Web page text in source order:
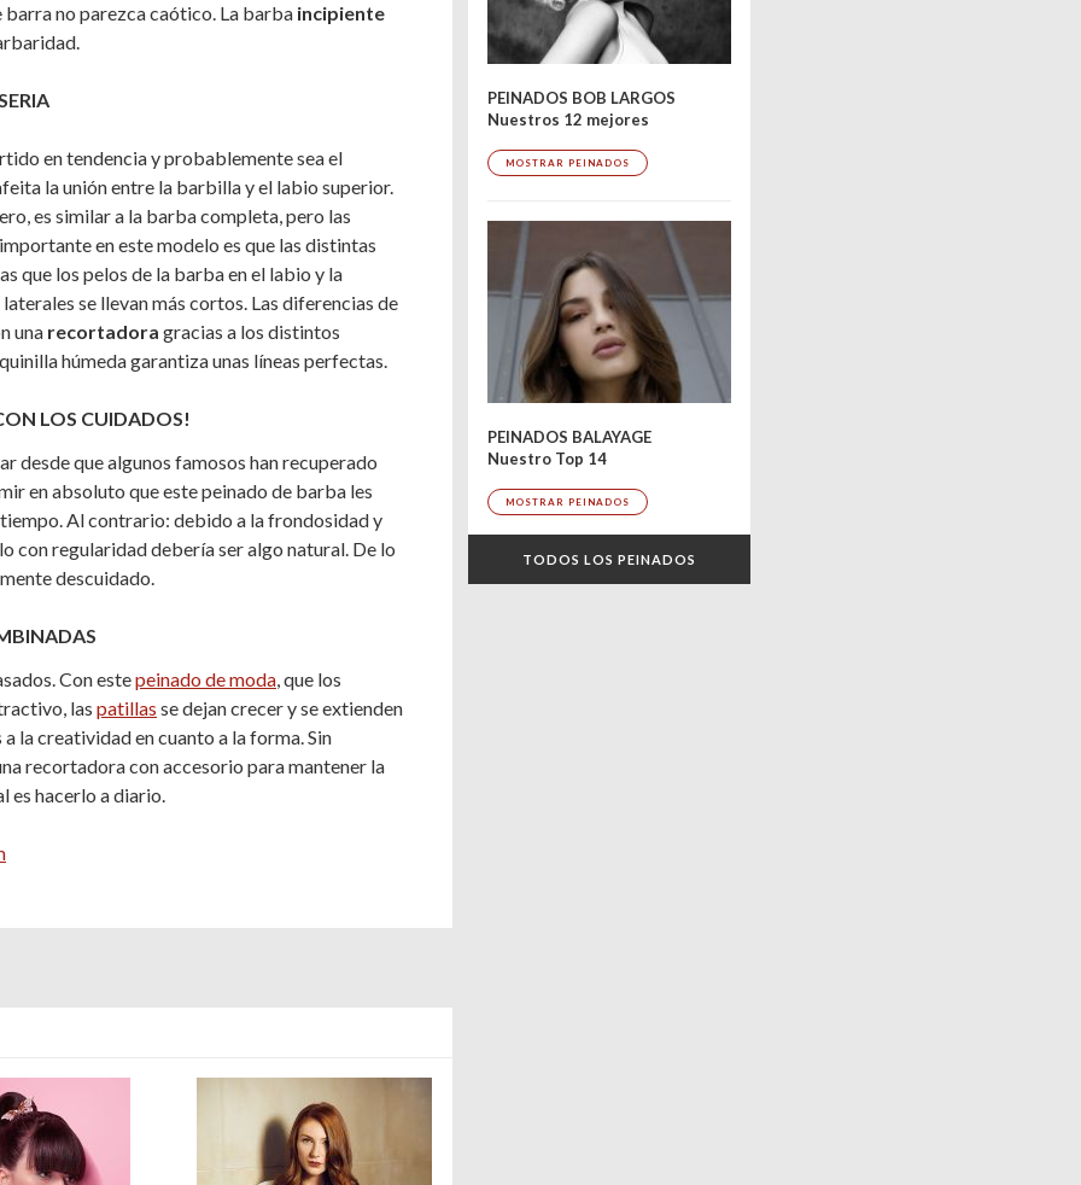
no parezca caótico. La barba incipiente
en tendencia y probablemente sea el
la unión entre la barbilla y el labio superior.
es similar a la barba completa, pero las
en este modelo es que las distintas
que los pelos de la barba en el labio y la
se llevan más cortos. Las diferencias de
una recortadora gracias a los distintos
húmeda garantiza unas líneas perfectas.
LOS CUIDADOS!
desde que algunos famosos han recuperado
en absoluto que este peinado de barba les
Al contrario: debido a la frondosidad y
con regularidad debería ser algo natural. De lo
descuidado.
Con estepeinado de moda, que los
las patillas se dejan crecer y se extienden
la creatividad en cuanto a la forma. Sin
recortadora con accesorio para mantener la
es hacerlo a diario.
PEINADOS BOB LARGOS
Nuestros 12 mejores
MOSTRAR PEINADOS
PEINADOS BALAYAGE
Nuestro Top 14
MOSTRAR PEINADOS
TODOS LOS PEINADOS